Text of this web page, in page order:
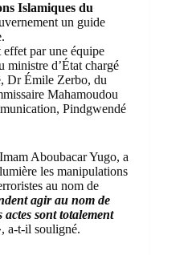
Islamiques du
un guide
effet par une équipe
ministre d’État chargé
Dr Émile Zerbo, du
Mahamoudou
Pindgwendé
Aboubacar Yugo, a
les manipulations
au nom de
agir au nom de
sont totalement
a-t-il souligné.